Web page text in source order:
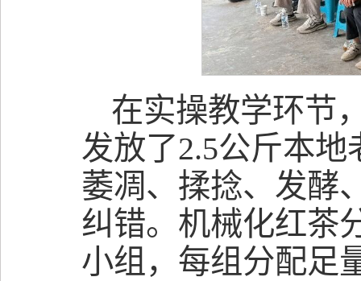
在实操教学环节
发放了2.5公斤本
萎凋、揉捻、发酵
纠错。机械化红茶
小组，每组分配足